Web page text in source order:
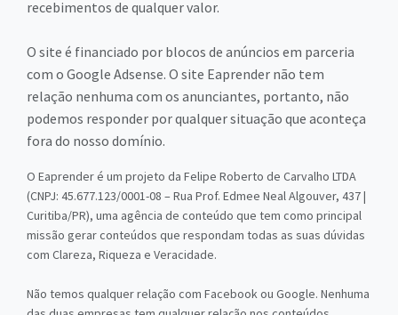
recebimentos de qualquer valor.
O site é financiado por blocos de anúncios em parceria
com o Google Adsense. O site Eaprender não tem
relação nenhuma com os anunciantes, portanto, não
podemos responder por qualquer situação que aconteça
fora do nosso domínio.
O Eaprender é um projeto da Felipe Roberto de Carvalho LTDA
(CNPJ: 45.677.123/0001-08 – Rua Prof. Edmee Neal Algouver, 437 |
Curitiba/PR), uma agência de conteúdo que tem como principal
missão gerar conteúdos que respondam todas as suas dúvidas
com Clareza, Riqueza e Veracidade.
Não temos qualquer relação com Facebook ou Google. Nenhuma